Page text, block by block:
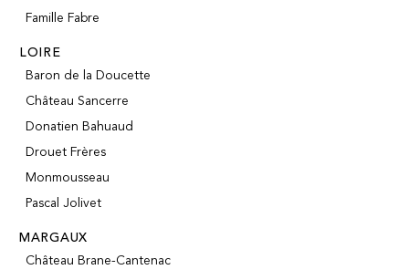
Famille Fabre
LOIRE
Baron de la Doucette
Château Sancerre
Donatien Bahuaud
Drouet Frères
Monmousseau
Pascal Jolivet
MARGAUX
Château Brane-Cantenac